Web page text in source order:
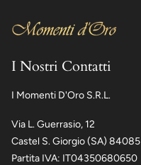
I Nostri Contatti
I Momenti D'Oro S.R.L.
Via L. Guerrasio, 12
Castel S. Giorgio (SA) 84085
Partita IVA: IT04350680650